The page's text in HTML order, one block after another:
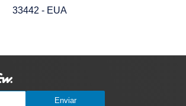
33442 - EUA
Enviar